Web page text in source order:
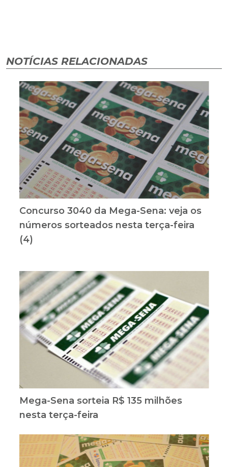
NOTÍCIAS RELACIONADAS
Concurso 3040 da Mega-Sena: veja os
números sorteados nesta terça-feira
(4)
Mega-Sena sorteia R$ 135 milhões
nesta terça-feira